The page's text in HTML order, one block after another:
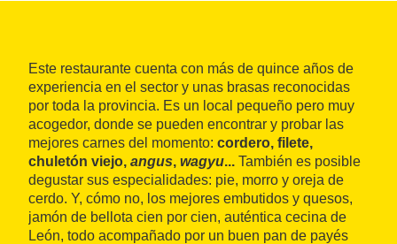
Este restaurante cuenta con más de quince años de
experiencia en el sector y unas brasas reconocidas
por toda la provincia. Es un local pequeño pero muy
acogedor, donde se pueden encontrar y probar las
mejores carnes del momento: cordero, filete,
chuletón viejo, angus, wagyu... También es posible
degustar sus especialidades: pie, morro y oreja de
cerdo. Y, cómo no, los mejores embutidos y quesos,
jamón de bellota cien por cien, auténtica cecina de
León, todo acompañado por un buen pan de payés